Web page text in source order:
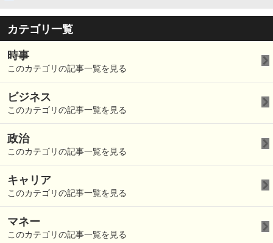
カテゴリ一覧
時事
このカテゴリの記事一覧を見る
ビジネス
このカテゴリの記事一覧を見る
政治
このカテゴリの記事一覧を見る
キャリア
このカテゴリの記事一覧を見る
マネー
このカテゴリの記事一覧を見る